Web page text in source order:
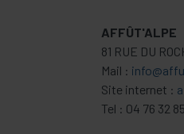
AFFÛT'ALPE
81 RUE DU
Mail :
Site internet :
Tel : 04 76 32